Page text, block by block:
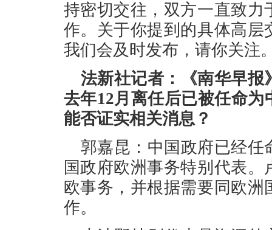
持密切交往，双方一直致
作。关于你提到的具体高
我们会及时发布，请你关注
法新社记者：《南华早
去年12月离任后已被任命
能否证实相关消息？
郭嘉昆：中国政府已经
国政府欧洲事务特别代表
欧事务，并根据需要同欧
作。